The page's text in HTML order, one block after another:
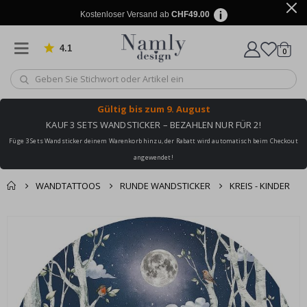
Kostenloser Versand ab CHF49.00
4.1 von 1019 Bewertungen
Wagen
0
Gültig bis zum 9. August
KAUF 3 SETS WANDSTICKER – BEZAHLEN NUR FÜR 2!
Füge 3 Sets Wandsticker deinem Warenkorb hinzu, der Rabatt wird automatisch beim Checkout
angewendet!
WANDTATTOOS RUNDE WANDSTICKER KREIS - KINDER
Zusammen gekaufte
Produkte
Zur Kasse
Bildgalerie
springen